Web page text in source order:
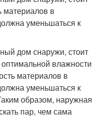
материалов в
уменьшаться к
дом снаружи, стоит
влажности
материалов в
уменьшаться к
образом, наружная
пар, чем сама